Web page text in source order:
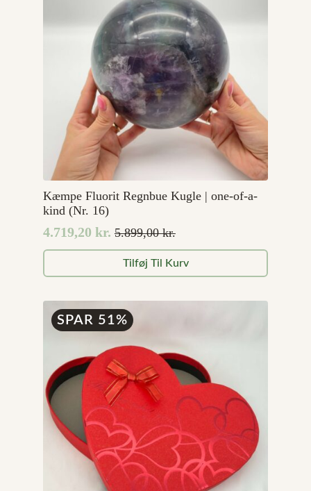
Kæmpe Fluorit Regnbue Kugle | one-of-a-
kind (Nr. 16)
5.899,00kr.
Den
oprindelige
pris
5.899,00 kr..
4.719,20 kr.
Den
aktuelle
pris
4.719,20 kr..
Tilføj Til Kurv
SPAR 51%